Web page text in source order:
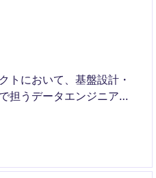
トにおいて、基盤設計・
担うデータエンジニアポ
ング高度化のためのデー
成長を支える役割を担い